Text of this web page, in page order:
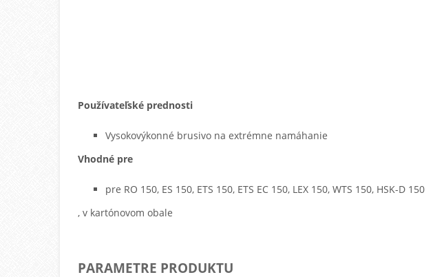
Používateľské prednosti
Vysokovýkonné brusivo na extrémne namáhanie
Vhodné pre
pre RO 150, ES 150, ETS 150, ETS EC 150, LEX 150, WTS 150, HSK-D 150
, v kartónovom obale
PARAMETRE PRODUKTU